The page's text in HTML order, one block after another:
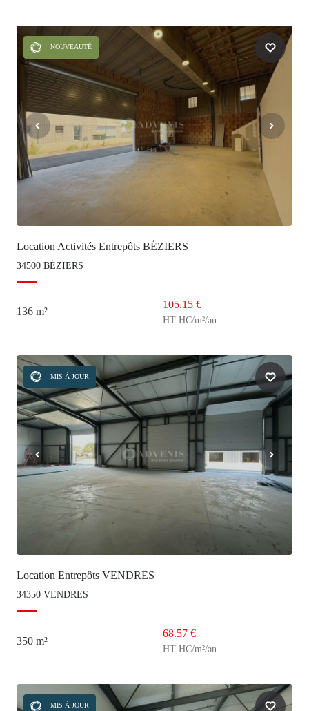
NOUVEAUTÉ
Location Activités Entrepôts BÉZIERS
34500 BÉZIERS
136 m²
105.15 €
HT HC/m²/an
MIS À JOUR
Location Entrepôts VENDRES
34350 VENDRES
350 m²
68.57 €
HT HC/m²/an
MIS À JOUR